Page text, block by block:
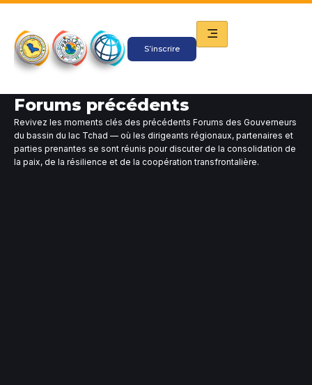
contenu
S’inscrire
Forums précédents
Revivez les moments clés des précédents Forums des Gouverneurs
du bassin du lac Tchad — où les dirigeants régionaux, partenaires et
parties prenantes se sont réunis pour discuter de la consolidation de
la paix, de la résilience et de la coopération transfrontalière.